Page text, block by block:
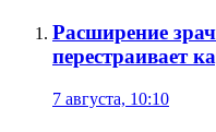
Расширение
перестраивает
7 августа, 10:10